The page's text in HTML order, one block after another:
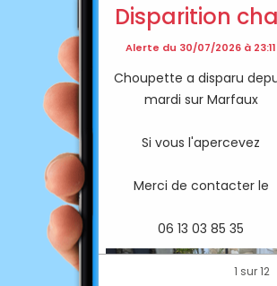
Disparition
Alerte du 30/07/2026 à 23:11
Choupette a disparu
mardi sur Marfaux
Si vous l'apercevez
Merci de contacter le
06 13 03 85 35
1 sur 12